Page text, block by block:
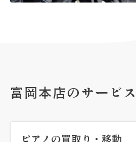
富岡本店のサービス
ピアノの買取り・移動